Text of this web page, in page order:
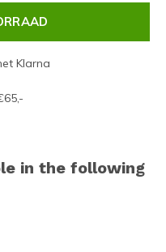
Klarna
in the following